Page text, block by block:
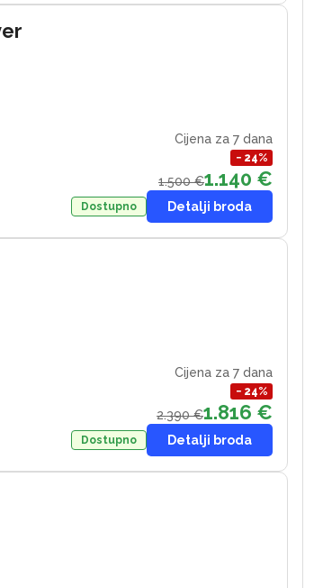
Cijena za 7 dana
− 24%
1.500 €1.140 €
Dostupno Detalji broda
Cijena za 7 dana
− 24%
2.390 €1.816 €
Dostupno Detalji broda